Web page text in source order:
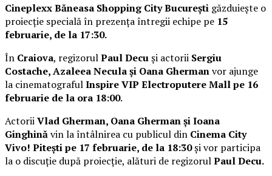
Cineplexx Băneasa Shopping City București găzduiește o
proiecție specială în prezența întregii echipe pe 15
februarie, de la 17:30.
În Craiova, regizorulPaul Decuși actorii Sergiu
Costache, Azaleea Necula și Oana Ghermanvor ajunge
la cinematografulInspire VIP Electroputere Mall pe 16
februarie de la ora 18:00.
ActoriiVlad Gherman, Oana Gherman și Ioana
Ginghinăvin la întâlnirea cu publicul din Cinema City
Vivo! Pitești pe 17 februarie, de la 18:30și vor participa
la o discuție după proiecție, alături de regizorulPaul Decu.